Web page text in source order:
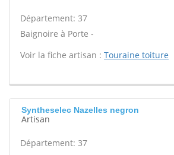
Département: 37
Baignoire à Porte -
Voir la fiche artisan : Touraine toiture
Syntheselec Nazelles negron
Artisan
Département: 37